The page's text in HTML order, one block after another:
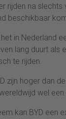
rijden na
beschikbaar
in Nederland
lang duurt als
te rijden.
zijn hoger dan
wel
kan BYD een